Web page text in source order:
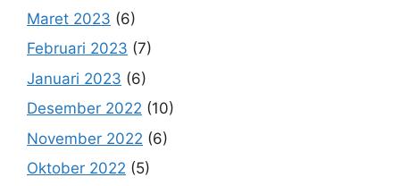
Maret 2023 (6)
Februari 2023 (7)
Januari 2023 (6)
Desember 2022 (10)
November 2022 (6)
Oktober 2022 (5)